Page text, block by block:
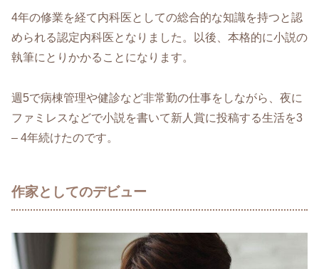
4年の修業を経て内科医としての総合的な知識を持つと認
められる認定内科医となりました。以後、本格的に小説の
執筆にとりかかることになります。
週5で病棟管理や健診など非常勤の仕事をしながら、夜に
ファミレスなどで小説を書いて新人賞に投稿する生活を3
– 4年続けたのです。
作家としてのデビュー